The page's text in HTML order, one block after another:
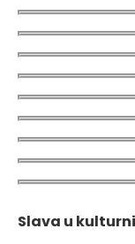
Slava u